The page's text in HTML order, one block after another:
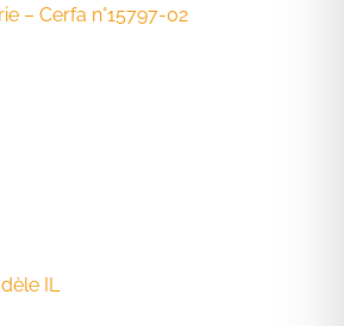
– Cerfa n°15797-02
IL